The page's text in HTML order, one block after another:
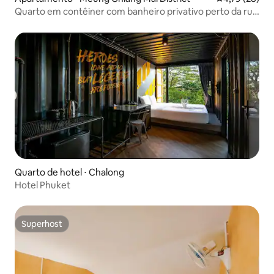
Quarto em contêiner com banheiro privativo perto da rua
Quarto de hotel ⋅ Chalong
Hotel Phuket
Superhost
Superhost